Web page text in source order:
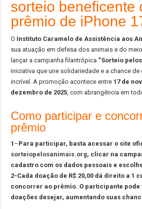
sorteio beneficente
prêmio de iPhone
O Instituto Caramelo de Assistência aos
sua atuação em defesa dos animais e do
lançar a campanha filantrópica “Sorteio
iniciativa que une solidariedade e a chance de
incrível. A promoção acontece entre 17 de
dezembro de 2025, com abrangência em
Como participar e
prêmio
1 –Para participar, basta acessar o site
sorteiopelosanimais.org, clicar na
cadastro com os dados pessoais e
2-Cada doação de R$ 20,00 dá direito a 1
concorrer ao prêmio. O participante
doações desejar, aumentando suas